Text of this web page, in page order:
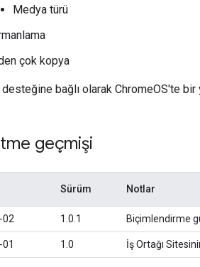
Medya türü
çok kopya
bağlı olarak ChromeOS'te bir
geçmişi
Sürüm Notlar
02 1.0.1 Biçimlendirme
1.0 İş Ortağı